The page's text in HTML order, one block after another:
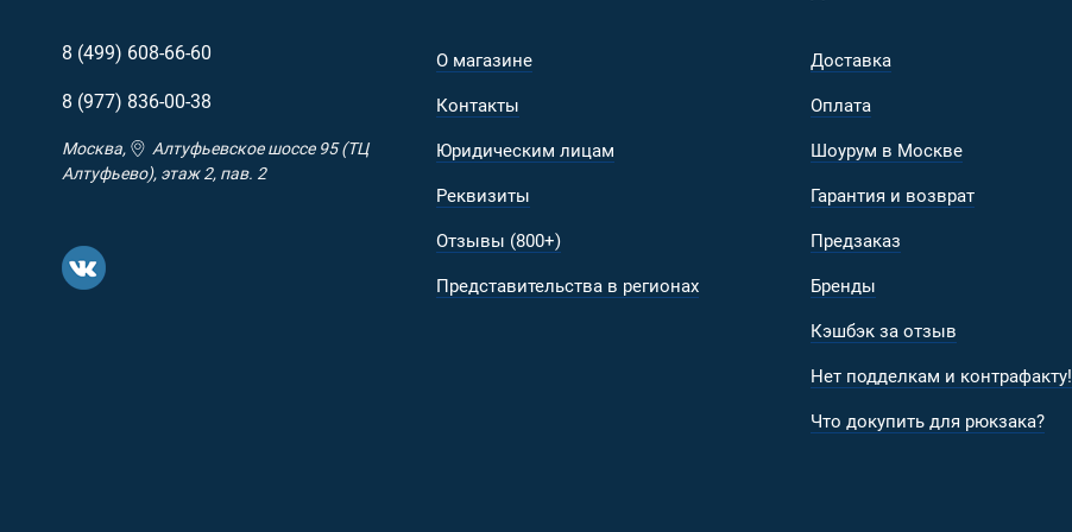
8 (499) 608-66-60
8 (977) 836-00-38
Москва,
Алтуфьевское шоссе 95 (ТЦ
Алтуфьево), этаж 2, пав. 2
О магазине
Контакты
Юридическим лицам
Реквизиты
Отзывы (800+)
Представительства в регионах
Доставка
Оплата
Шоурум в Москве
Гарантия и возврат
Предзаказ
Бренды
Кэшбэк за отзыв
Нет подделкам и контрафакту!
Что докупить для рюкзака?